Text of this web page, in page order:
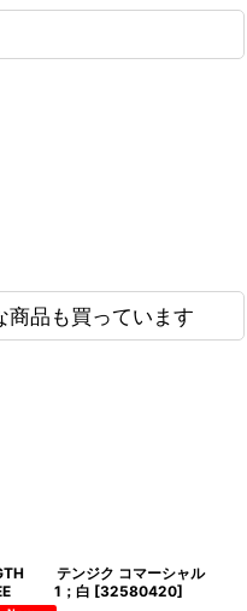
商品も買っています
テンジク コマーシャル
1；白 [32580420]